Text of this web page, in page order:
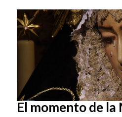
El momento de la